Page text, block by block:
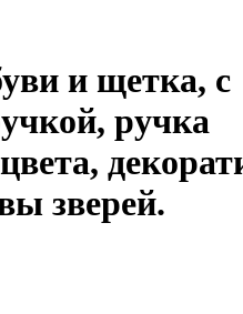
и щетка, с
ручка
зверей.